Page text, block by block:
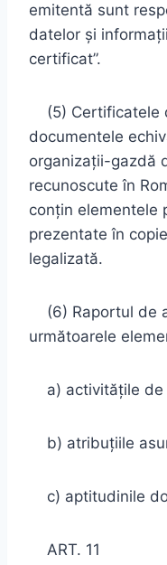
emitentă sunt
datelor şi
certificat”.
(5) Certificatele
documentele
organizaţii-gazdă
recunoscute în
conţin elementele
prezentate în
legalizată.
(6) Raportul de
următoarele
a) activităţile de
b) atribuţiile
c) aptitudinile
ART. 11